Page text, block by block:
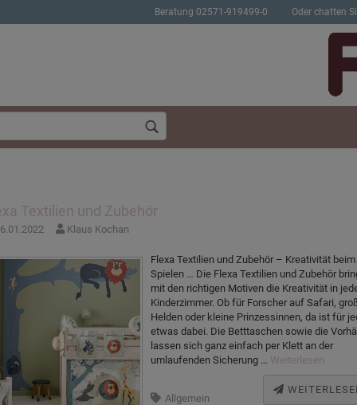
Beratung 02571-919499-0 Oder chatten
Passwort
Textilien und Zubehör
Klaus Kochan
Flexa Textilien und Zubehör – Kreativität beim
Spielen … Die Flexa Textilien und Zubehör
mit den richtigen Motiven die Kreativität in
Kinderzimmer. Ob für Forscher auf Safari,
Helden oder kleine Prinzessinnen, da ist für
etwas dabei. Die Betttaschen sowie die
lassen sich ganz einfach per Klett an der
umlaufenden Sicherung … Weiterlesen
Allgemein